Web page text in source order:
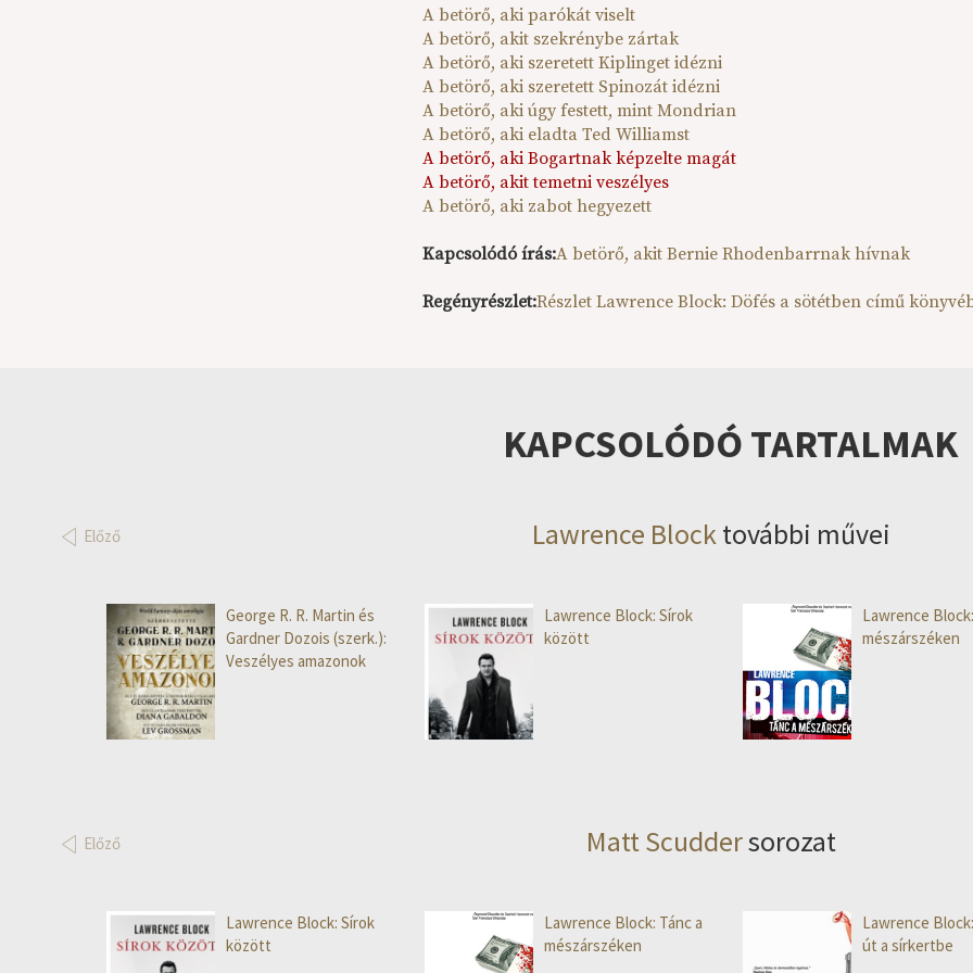
A betörő, aki parókát viselt
A betörő, akit szekrénybe zártak
A betörő, aki szeretett Kiplinget idézni
A betörő, aki szeretett Spinozát idézni
A betörő, aki úgy festett, mint Mondrian
A betörő, aki eladta Ted Williamst
A betörő, aki Bogartnak képzelte magát
A betörő, akit temetni veszélyes
A betörő, aki zabot hegyezett
Kapcsolódó írás:A betörő, akit Bernie Rhodenbarrnak hívnak
Regényrészlet:Részlet Lawrence Block: Döfés a sötétben című
KAPCSOLÓDÓ TARTALMAK
Előző Lawrence Blocktovábbi művei
George R. R. Martin és
Gardner Dozois (szerk.):
Veszélyes amazonok
Lawrence Block: Sírok
között
Lawrence
mészárszéken
Előző Matt Scuddersorozat
Lawrence Block: Sírok
között
Lawrence Block: Tánc a
mészárszéken
Lawrence
út a sírkertbe